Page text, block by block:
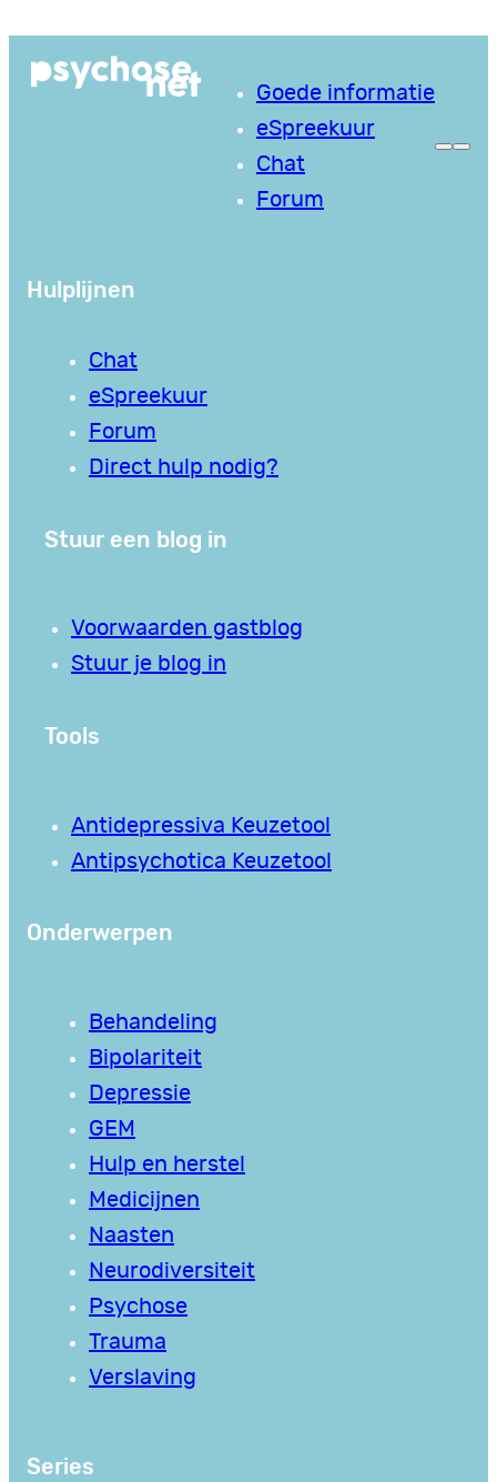
naar
Goede informatie
eSpreekuur
Chat
Forum
Hulplijnen
Chat
eSpreekuur
Forum
Direct hulp nodig?
Stuur een blog in
Voorwaarden gastblog
Stuur je blog in
Tools
Antidepressiva Keuzetool
Antipsychotica Keuzetool
Onderwerpen
Behandeling
Bipolariteit
Depressie
GEM
Hulp en herstel
Medicijnen
Naasten
Neurodiversiteit
Psychose
Trauma
Verslaving
Series